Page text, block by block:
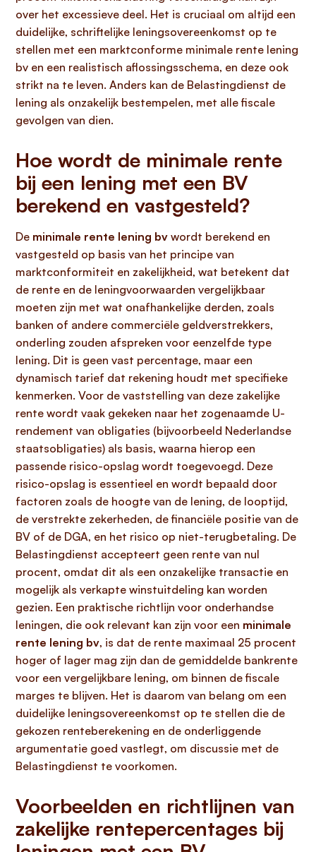
over het excessieve deel. Het is cruciaal om altijd een
duidelijke, schriftelijke leningsovereenkomst op te
stellen met een marktconforme minimale rente lening
bv en een realistisch aflossingsschema, en deze ook
strikt na te leven. Anders kan de Belastingdienst de
lening als onzakelijk bestempelen, met alle fiscale
gevolgen van dien.
Hoe wordt de minimale rente
bij een lening met een BV
berekend en vastgesteld?
De minimale rente lening bv wordt berekend en
vastgesteld op basis van het principe van
marktconformiteit en zakelijkheid, wat betekent dat
de rente en de leningvoorwaarden vergelijkbaar
moeten zijn met wat onafhankelijke derden, zoals
banken of andere commerciële geldverstrekkers,
onderling zouden afspreken voor eenzelfde type
lening. Dit is geen vast percentage, maar een
dynamisch tarief dat rekening houdt met specifieke
kenmerken. Voor de vaststelling van deze zakelijke
rente wordt vaak gekeken naar het zogenaamde U-
rendement van obligaties (bijvoorbeeld Nederlandse
staatsobligaties) als basis, waarna hierop een
passende risico-opslag wordt toegevoegd. Deze
risico-opslag is essentieel en wordt bepaald door
factoren zoals de hoogte van de lening, de looptijd,
de verstrekte zekerheden, de financiële positie van de
BV of de DGA, en het risico op niet-terugbetaling. De
Belastingdienst accepteert geen rente van nul
procent, omdat dit als een onzakelijke transactie en
mogelijk als verkapte winstuitdeling kan worden
gezien. Een praktische richtlijn voor onderhandse
leningen, die ook relevant kan zijn voor een minimale
rente lening bv, is dat de rente maximaal 25 procent
hoger of lager mag zijn dan de gemiddelde bankrente
voor een vergelijkbare lening, om binnen de fiscale
marges te blijven. Het is daarom van belang om een
duidelijke leningsovereenkomst op te stellen die de
gekozen renteberekening en de onderliggende
argumentatie goed vastlegt, om discussie met de
Belastingdienst te voorkomen.
Voorbeelden en richtlijnen van
zakelijke rentepercentages bij